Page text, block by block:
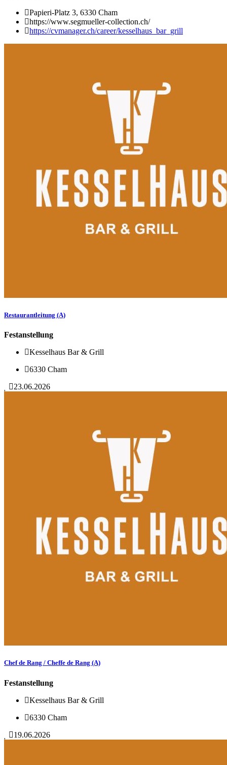
Papieri-Platz 3, 6330 Cham
https://www.segmueller-collection.ch/
https://cvmanager.ch/career/kesselhaus_bar_grill
Restaurantleitung (A)
Festanstellung
Kesselhaus Bar & Grill
6330 Cham
23.06.2026
Chef de Rang / Cheffe de Rang (A)
Festanstellung
Kesselhaus Bar & Grill
6330 Cham
19.06.2026